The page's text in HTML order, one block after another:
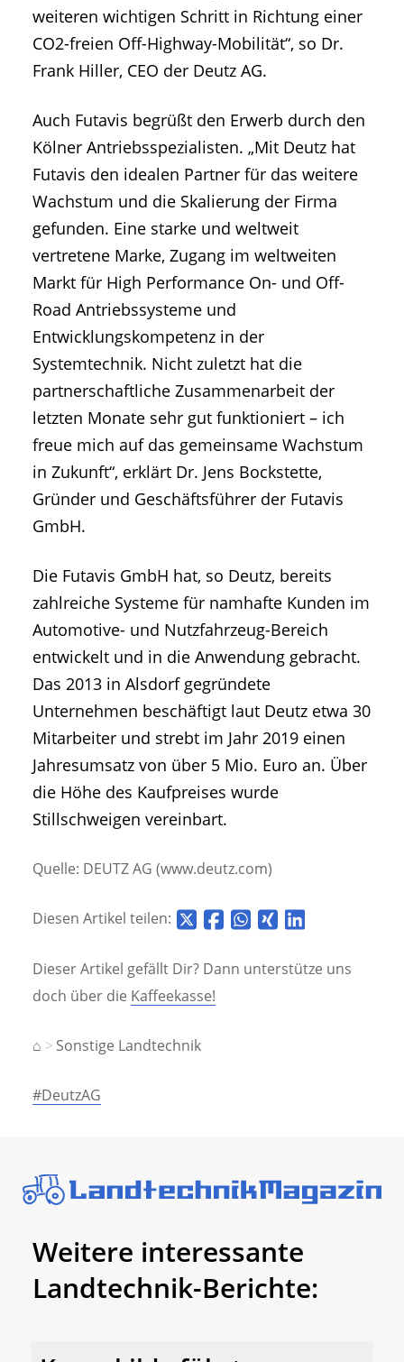
weiteren wichtigen Schritt in Richtung einer
CO2-freien Off-Highway-Mobilität“, so Dr.
Frank Hiller, CEO der Deutz AG.
Auch Futavis begrüßt den Erwerb durch den
Kölner Antriebsspezialisten. „Mit Deutz hat
Futavis den idealen Partner für das weitere
Wachstum und die Skalierung der Firma
gefunden. Eine starke und weltweit
vertretene Marke, Zugang im weltweiten
Markt für High Performance On- und Off-
Road Antriebssysteme und
Entwicklungskompetenz in der
Systemtechnik. Nicht zuletzt hat die
partnerschaftliche Zusammenarbeit der
letzten Monate sehr gut funktioniert – ich
freue mich auf das gemeinsame Wachstum
in Zukunft“, erklärt Dr. Jens Bockstette,
Gründer und Geschäftsführer der Futavis
GmbH.
Die Futavis GmbH hat, so Deutz, bereits
zahlreiche Systeme für namhafte Kunden im
Automotive- und Nutzfahrzeug-Bereich
entwickelt und in die Anwendung gebracht.
Das 2013 in Alsdorf gegründete
Unternehmen beschäftigt laut Deutz etwa 30
Mitarbeiter und strebt im Jahr 2019 einen
Jahresumsatz von über 5 Mio. Euro an. Über
die Höhe des Kaufpreises wurde
Stillschweigen vereinbart.
Quelle: DEUTZ AG (www.deutz.com)
Diesen Artikel teilen:
Dieser Artikel gefällt Dir? Dann unterstütze uns
doch über die Kaffeekasse!
⌂ Sonstige Landtechnik
#DeutzAG
Weitere interessante
Landtechnik-Berichte: